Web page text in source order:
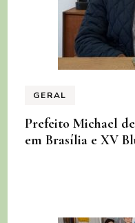
GERAL
Prefeito Michael
em Brasília e XV